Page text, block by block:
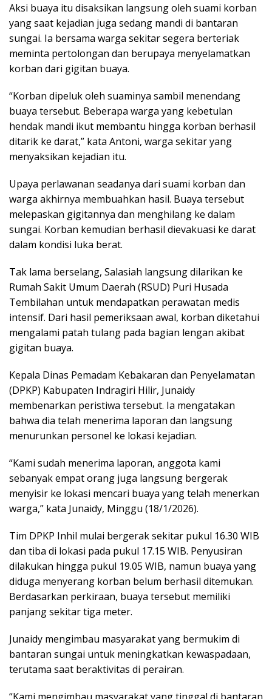
Aksi buaya itu disaksikan langsung oleh suami korban
yang saat kejadian juga sedang mandi di bantaran
sungai. Ia bersama warga sekitar segera berteriak
meminta pertolongan dan berupaya menyelamatkan
korban dari gigitan buaya.
“Korban dipeluk oleh suaminya sambil menendang
buaya tersebut. Beberapa warga yang kebetulan
hendak mandi ikut membantu hingga korban berhasil
ditarik ke darat,” kata Antoni, warga sekitar yang
menyaksikan kejadian itu.
Upaya perlawanan seadanya dari suami korban dan
warga akhirnya membuahkan hasil. Buaya tersebut
melepaskan gigitannya dan menghilang ke dalam
sungai. Korban kemudian berhasil dievakuasi ke darat
dalam kondisi luka berat.
Tak lama berselang, Salasiah langsung dilarikan ke
Rumah Sakit Umum Daerah (RSUD) Puri Husada
Tembilahan untuk mendapatkan perawatan medis
intensif. Dari hasil pemeriksaan awal, korban diketahui
mengalami patah tulang pada bagian lengan akibat
gigitan buaya.
Kepala Dinas Pemadam Kebakaran dan Penyelamatan
(DPKP) Kabupaten Indragiri Hilir, Junaidy
membenarkan peristiwa tersebut. Ia mengatakan
bahwa dia telah menerima laporan dan langsung
menurunkan personel ke lokasi kejadian.
“Kami sudah menerima laporan, anggota kami
sebanyak empat orang juga langsung bergerak
menyisir ke lokasi mencari buaya yang telah menerkan
warga,” kata Junaidy, Minggu (18/1/2026).
Tim DPKP Inhil mulai bergerak sekitar pukul 16.30 WIB
dan tiba di lokasi pada pukul 17.15 WIB. Penyusiran
dilakukan hingga pukul 19.05 WIB, namun buaya yang
diduga menyerang korban belum berhasil ditemukan.
Berdasarkan perkiraan, buaya tersebut memiliki
panjang sekitar tiga meter.
Junaidy mengimbau masyarakat yang bermukim di
bantaran sungai untuk meningkatkan kewaspadaan,
terutama saat beraktivitas di perairan.
“Kami mengimbau masyarakat yang tinggal di bantaran